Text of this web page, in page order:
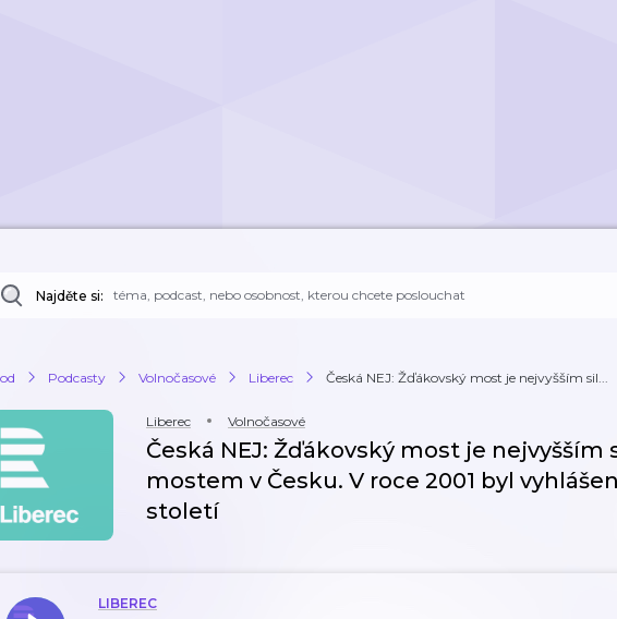
Najděte si:
Podcasty Volnočasové Liberec Česká NEJ: Žďákovský most je nejvyšším sil...
Liberec Volnočasové
Česká NEJ: Žďákovský most je nejvyšším
mostem v Česku. V roce 2001 byl
století
LIBEREC